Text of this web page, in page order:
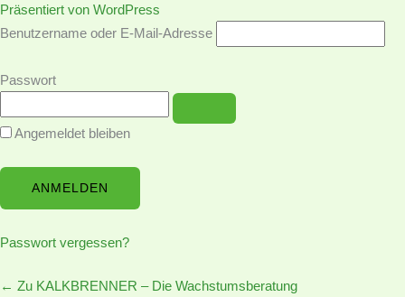
Anmelden
Präsentiert von WordPress
Benutzername oder E-Mail-Adresse
Passwort
Angemeldet bleiben
Passwort vergessen?
← Zu KALKBRENNER – Die Wachstumsberatung
Sprache